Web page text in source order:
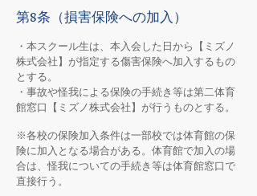
第8条（損害保険への加入）
・本スクール生は、本入会した日から【ミズノ
株式会社】が指定する傷害保険へ加入するもの
とする。
・事故や怪我による保険の手続き等は第二体育
館窓口【ミズノ株式会社】が行うものとする。
※各校の保険加入条件は一部校では体育館の保
険に加入となる場合がある。体育館で加入の場
合は、怪我についての手続き等は体育館窓口で
直接行う。